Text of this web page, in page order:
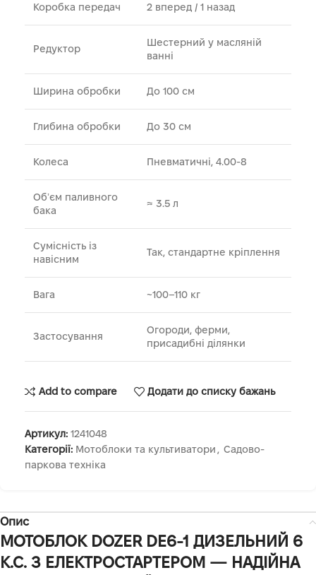
Коробка передач 2 вперед / 1 назад
Редуктор
Шестерний у масляній
ванні
Ширина обробки До 100 см
Глибина обробки До 30 см
Колеса Пневматичні, 4.00-8
Обʼєм паливного
бака
≈ 3.5 л
Сумісність із
навісним
Так, стандартне кріплення
Вага ~100–110 кг
Застосування
Огороди, ферми,
присадибні ділянки
Add to compare Додати до списку бажань
Артикул: 1241048
Категорії: Мотоблоки та культиватори , Садово-
паркова техніка
Опис
МОТОБЛОК DOZER DE6-1 ДИЗЕЛЬНИЙ 6
К.С. З ЕЛЕКТРОСТАРТЕРОМ — НАДІЙНА